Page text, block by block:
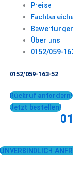
Preise
Bewertungen
Über uns
0152/059-
0152/059-163-52
Rückruf anfordern!
Jetzt bestellen!
UNVERBINDLICH